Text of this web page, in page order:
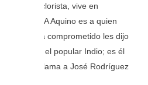
es folclorista, vive en
empresa. A Aquino es a quien
ya estaba comprometido les dijo
confianza, el popular Indio; es él
Teodulfo llama a José Rodríguez